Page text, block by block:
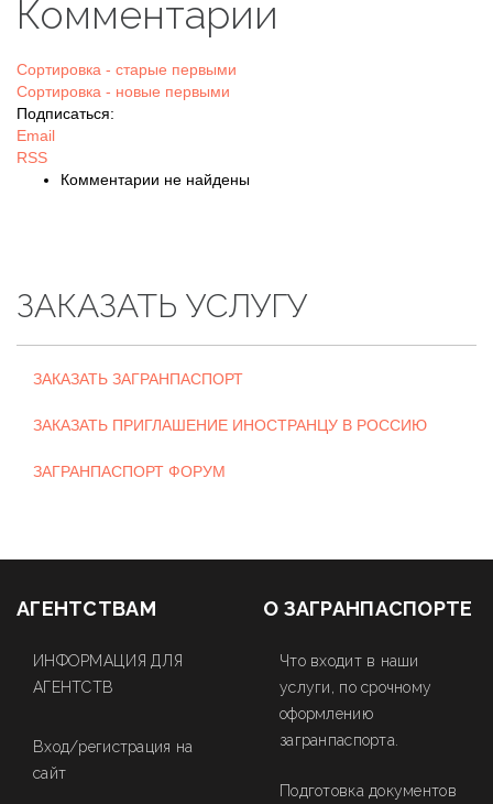
Комментарии
Сортировка - старые первыми
Сортировка - новые первыми
Подписаться:
Email
RSS
Комментарии не найдены
ЗАКАЗАТЬ УСЛУГУ
ЗАКАЗАТЬ ЗАГРАНПАСПОРТ
ЗАКАЗАТЬ ПРИГЛАШЕНИЕ ИНОСТРАНЦУ В РОССИЮ
ЗАГРАНПАСПОРТ ФОРУМ
АГЕНТСТВАМ
ИНФОРМАЦИЯ ДЛЯ
АГЕНТСТВ
Вход/регистрация на
сайт
О ЗАГРАНПАСПОРТЕ
Что входит в наши
услуги, по срочному
оформлению
загранпаспорта.
Подготовка документов